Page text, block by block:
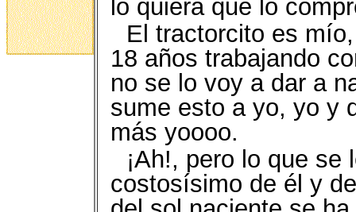
lo quiera que lo
El tractorcito es
18 años trabajando
no se lo voy a dar a
sume esto a yo, yo y
más yoooo.
¡Ah!, pero lo que
costosísimo de él y